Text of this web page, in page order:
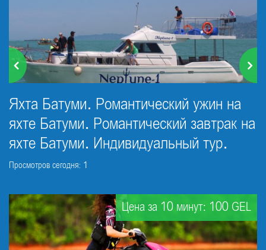
Яхта Батуми. Романтический ужин на
яхте Батуми. Романтический завтрак на
яхте Батуми. Индивидуальный тур.
Просмотров сегодня: 1
Цена за 10 минут: 100 GEL